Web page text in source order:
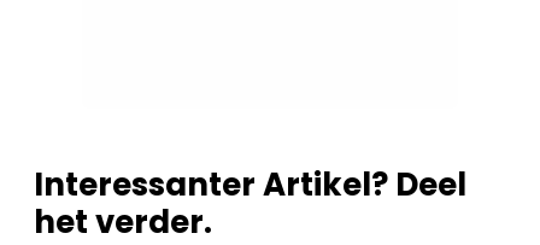
Interessanter Artikel? Deel
het verder.